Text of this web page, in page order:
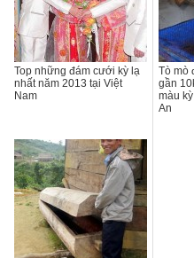
Top những đám cưới kỳ lạ
nhất năm 2013 tại Việt
Nam
Tò mò
gần
màu
An